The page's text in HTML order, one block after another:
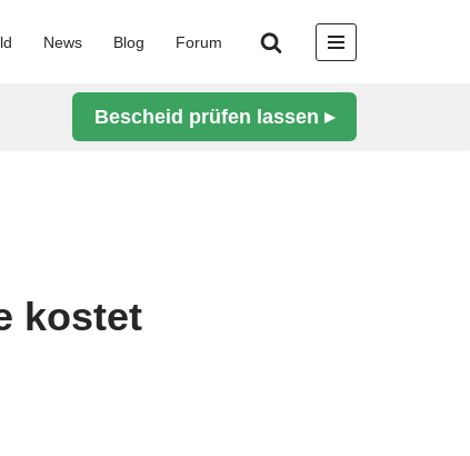
News Blog Forum
Bescheid prüfen lassen ▸
kostet